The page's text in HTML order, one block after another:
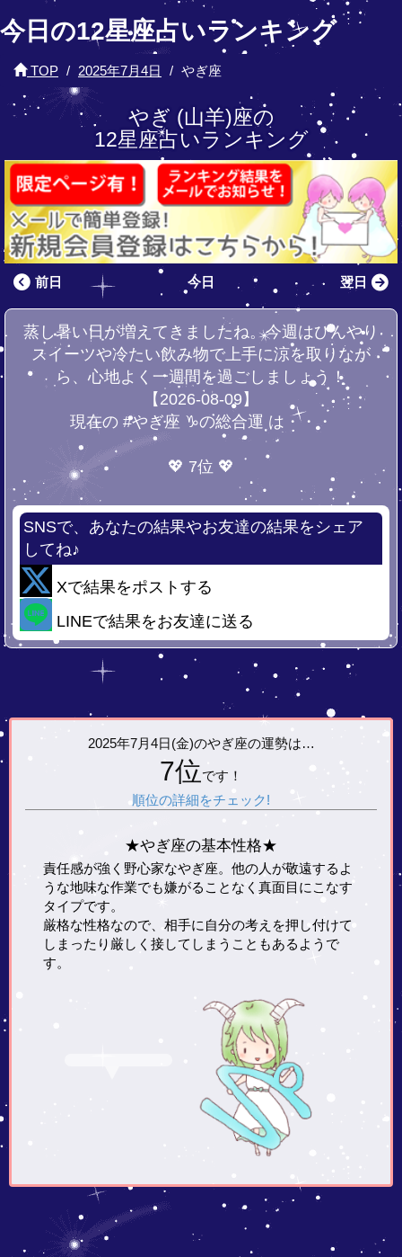
今日の12星座占いランキング
TOP 2025年7月4日 やぎ座
やぎ (山羊)座の
12星座占いランキング
前日 今日 翌日
蒸し暑い日が増えてきましたね。今週はひんやり
スイーツや冷たい飲み物で上手に涼を取りなが
ら、心地よく一週間を過ごしましょう！
【2026-08-09】
現在の #やぎ座 ♑の総合運 は・・・
💖 7位 💖
SNSで、あなたの結果やお友達の結果をシェア
してね♪
Xで結果をポストする
LINEで結果をお友達に送る
2025年7月4日(金)のやぎ座の運勢は…
7位です！
順位の詳細をチェック!
★やぎ座の基本性格★
責任感が強く野心家なやぎ座。他の人が敬遠するよ
うな地味な作業でも嫌がることなく真面目にこなす
タイプです。
厳格な性格なので、相手に自分の考えを押し付けて
しまったり厳しく接してしまうこともあるようで
す。